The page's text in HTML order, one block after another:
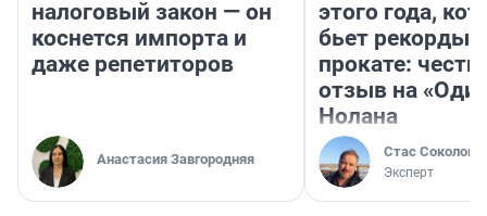
налоговый закон — он
коснется импорта и
даже репетиторов
Анастасия Завгородняя
этого года,
бьет рекорды в
прокате:
отзыв на
Нолана
Стас Соколов
Эксперт